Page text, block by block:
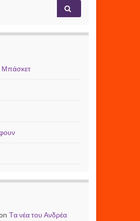
Μπάσκετ
Tα νέα του Ανδρέα